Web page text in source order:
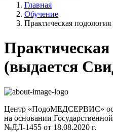
Главная
Обучение
Практическая
Практическая
(выдается
Центр «ПодоМЕДСЕРВИС»
на основании
№ДЛ-1455 от 18.08.2020 г.